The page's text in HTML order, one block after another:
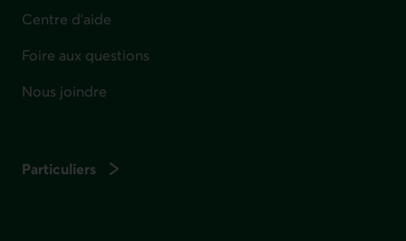
Centre d'aide
Foire aux questions
Nous joindre
Particuliers